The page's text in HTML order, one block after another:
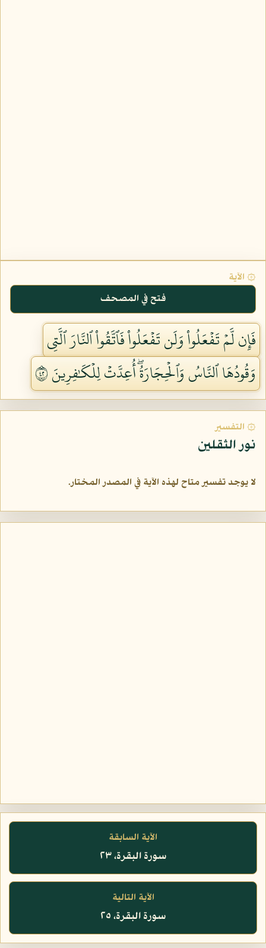
۞ الآية
فتح في المصحف
فَإِن لَّمۡ تَفۡعَلُواْ وَلَن تَفۡعَلُواْ فَٱتَّقُواْ ٱلنَّارَ ٱلَّتِي
وَقُودُهَا ٱلنَّاسُ وَٱلۡحِجَارَةُۖ أُعِدَّتۡ لِلۡكَٰفِرِينَ ٢٤
۞ التفسير
نور الثقلين
لا يوجد تفسير متاح لهذه الآية في المصدر المختار.
الآية السابقة
سورة البقرة، ٢٣
الآية التالية
سورة البقرة، ٢٥